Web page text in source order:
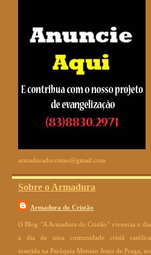
armaduradocristao@gmail.com
Sobre o Armadura
Armadura do Cristão
O Blog "A Armadura do Cristão" vivencia o dia
a dia de uma comunidade cristã católica
inserida na Paróquia Menino Jesus de Praga, no